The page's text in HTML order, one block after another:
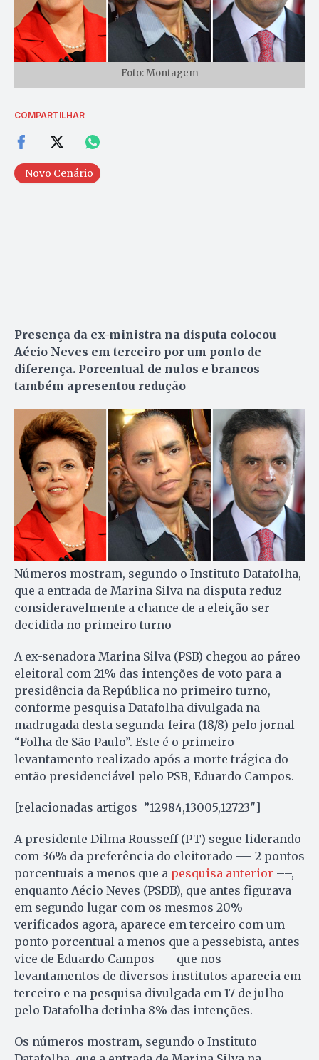
Foto: Montagem
COMPARTILHAR
Novo Cenário
Presença da ex-ministra na disputa colocou
Aécio Neves em terceiro por um ponto de
diferença. Porcentual de nulos e brancos
também apresentou redução
Números mostram, segundo o Instituto Datafolha,
que a entrada de Marina Silva na disputa reduz
consideravelmente a chance de a eleição ser
decidida no primeiro turno
A ex-senadora Marina Silva (PSB) chegou ao páreo
eleitoral com 21% das intenções de voto para a
presidência da República no primeiro turno,
conforme pesquisa Datafolha divulgada na
madrugada desta segunda-feira (18/8) pelo jornal
“Folha de São Paulo”. Este é o primeiro
levantamento realizado após a morte trágica do
então presidenciável pelo PSB, Eduardo Campos.
[relacionadas artigos=”12984,13005,12723″]
A presidente Dilma Rousseff (PT) segue liderando
com 36% da preferência do eleitorado –– 2 pontos
porcentuais a menos que a pesquisa anterior ––,
enquanto Aécio Neves (PSDB), que antes figurava
em segundo lugar com os mesmos 20%
verificados agora, aparece em terceiro com um
ponto porcentual a menos que a pessebista, antes
vice de Eduardo Campos –– que nos
levantamentos de diversos institutos aparecia em
terceiro e na pesquisa divulgada em 17 de julho
pelo Datafolha detinha 8% das intenções.
Os números mostram, segundo o Instituto